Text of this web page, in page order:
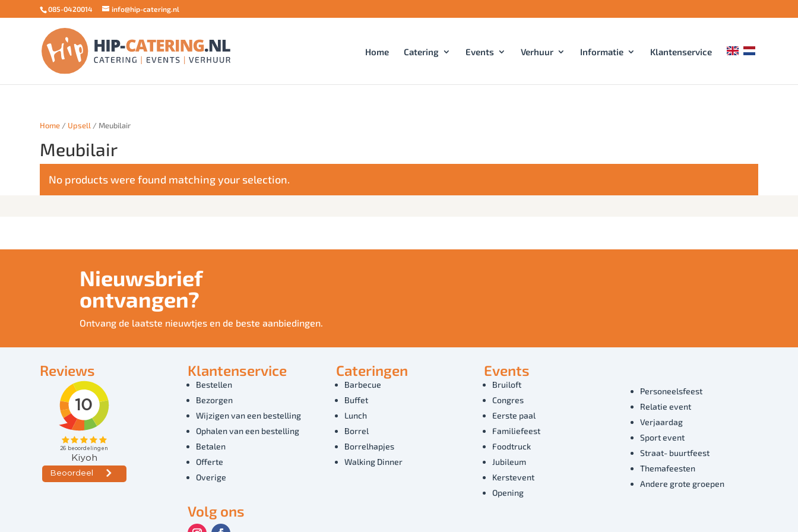
085-0420014 info@hip-catering.nl
Home Catering Events Verhuur Informatie Klantenservice
Home / Upsell / Meubilair
Meubilair
No products were found matching your selection.
Nieuwsbrief
ontvangen?
Ontvang de laatste nieuwtjes en de beste aanbiedingen.
Reviews Klantenservice
Bestellen
Bezorgen
Wijzigen van een bestelling
Ophalen van een bestelling
Betalen
Offerte
Overige
Volg ons
Cateringen
Barbecue
Buffet
Lunch
Borrel
Borrelhapjes
Walking Dinner
Events
Bruiloft
Congres
Eerste paal
Familiefeest
Foodtruck
Jubileum
Kerstevent
Opening
Personeelsfeest
Relatie event
Verjaardag
Sport event
Straat- buurtfeest
Themafeesten
Andere grote groepen